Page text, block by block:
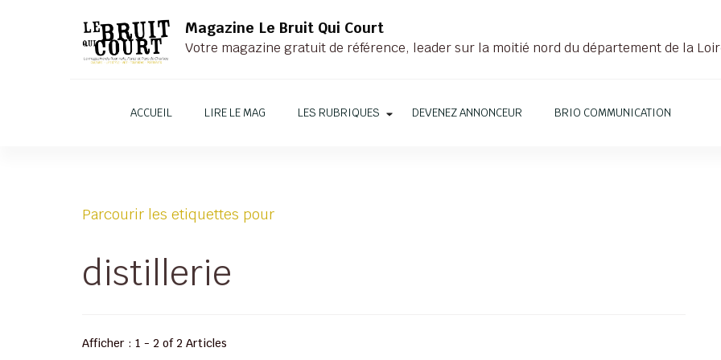
Magazine Le Bruit Qui Court
Votre magazine gratuit de référence, leader sur la moitié nord du département de la
ACCUEIL LIRE LE MAG LES RUBRIQUES DEVENEZ ANNONCEUR BRIO COMMUNICATION
Parcourir les etiquettes pour
distillerie
Afficher : 1 - 2 of 2 Articles